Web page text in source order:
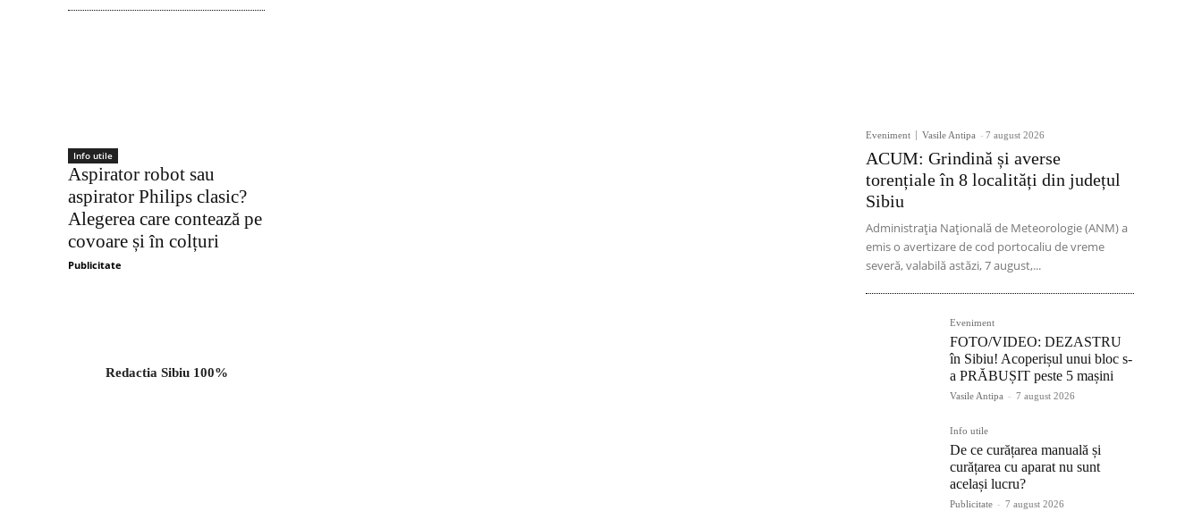
Info utile
Aspirator robot sau
aspirator Philips clasic?
Alegerea care contează pe
covoare și în colțuri
Publicitate
Redactia Sibiu 100%
Eveniment Vasile Antipa - 7 august 2026
ACUM: Grindină și averse
torențiale în 8 localități din județul
Sibiu
Administrația Națională de Meteorologie (ANM) a
emis o avertizare de cod portocaliu de vreme
severă, valabilă astăzi, 7 august,...
Eveniment
FOTO/VIDEO: DEZASTRU
în Sibiu! Acoperișul unui bloc s-
a PRĂBUȘIT peste 5 mașini
Vasile Antipa - 7 august 2026
Info utile
De ce curățarea manuală și
curățarea cu aparat nu sunt
același lucru?
Publicitate - 7 august 2026